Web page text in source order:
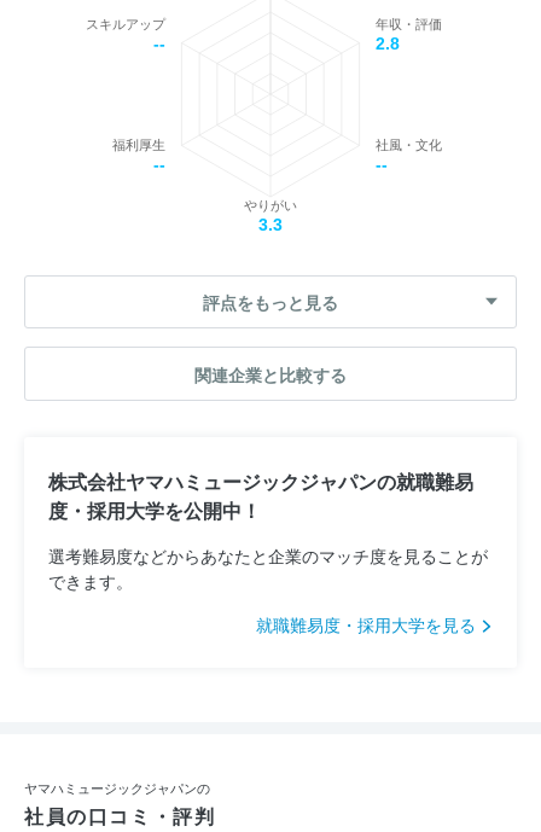
年収・評価
2.8
社風・文化
--
やりがい
3.3
福利厚生
--
スキルアップ
--
評点をもっと見る
関連企業と比較する
株式会社ヤマハミュージックジャパンの就職難易
度・採用大学を公開中！
選考難易度などからあなたと企業のマッチ度を見ることが
できます。
就職難易度・採用大学を見る
ヤマハミュージックジャパンの
社員の口コミ・評判